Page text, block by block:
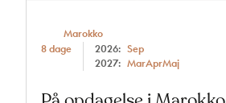
Marokko
8 dage
2026: Sep
2027: MarAprMaj